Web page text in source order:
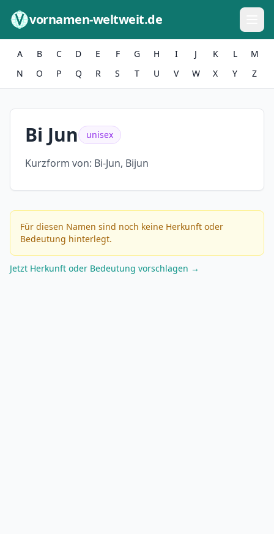
vornamen-weltweit.de
A B C D E F G H I J K L
M
N
O P Q R S T U V W X Y Z
Bi Jun unisex
Kurzform von: Bi-Jun, Bijun
Für diesen Namen sind noch keine Herkunft oder
Bedeutung hinterlegt.
Jetzt Herkunft oder Bedeutung vorschlagen →